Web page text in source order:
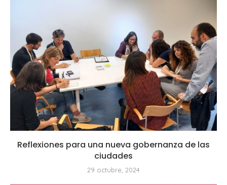
Reflexiones para una nueva gobernanza de las
ciudades
29 octubre, 2024